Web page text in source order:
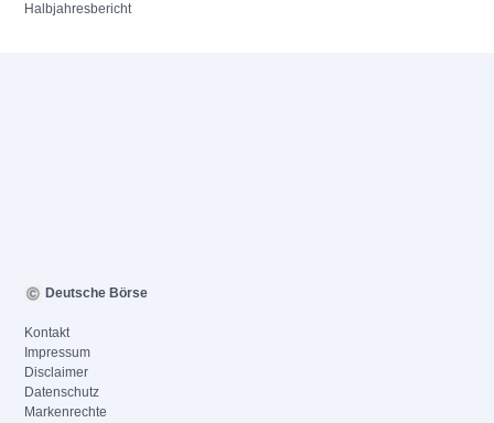
Halbjahresbericht
Deutsche Börse
Kontakt
Impressum
Disclaimer
Datenschutz
Markenrechte